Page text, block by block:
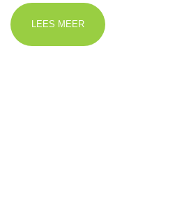
LEES MEER